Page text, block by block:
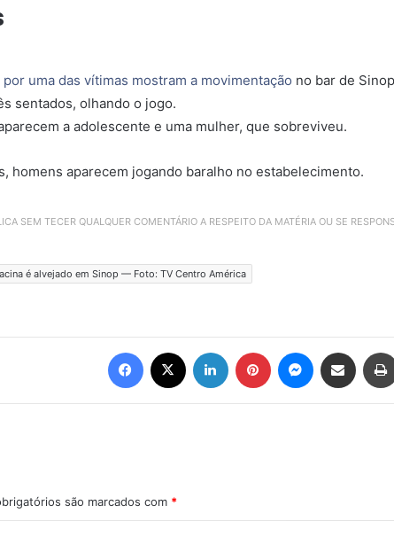
uma das vítimas mostram a movimentação no bar de
sentados, olhando o jogo.
a adolescente e uma mulher, que sobreviveu.
homens aparecem jogando baralho no estabelecimento.
SEM TECER QUALQUER COMENTÁRIO A RESPEITO DA MATÉRIA OU SE
é alvejado em Sinop — Foto: TV Centro América
são marcados com *